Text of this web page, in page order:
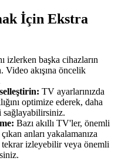
İçin Ekstra
izlerken başka cihazların
Video akışına öncelik
TV ayarlarınızda
optimize ederek, daha
sağlayabilirsiniz.
Bazı akıllı TV'ler, önemli
anları yakalamanıza
tekrar izleyebilir veya önemli